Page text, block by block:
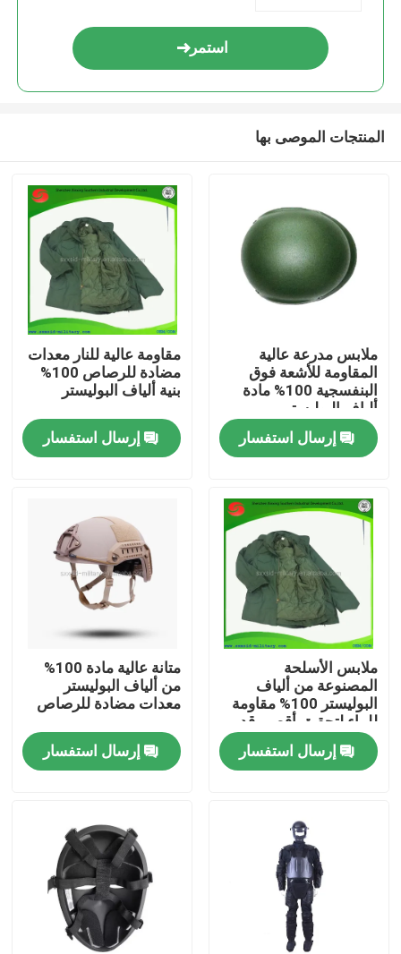
المنزل
فيديوهات
حولنا
جولة في المصنع
مراقبة الجودة
أخبار
اطلب اقتباس
ملابس عسكرية تكتيكية
سترة عسكرية تكتيكية مضادة للرصاص
استمر
المنتجات الموصى بها
ملابس مدرعة عالية
المقاومة للأشعة فوق
البنفسجية 100% مادة
ألياف البوليستر
إرسال استفسار
مقاومة عالية للنار معدات
مضادة للرصاص 100%
بنية ألياف البوليستر
إرسال استفسار
ملابس الأسلحة
المصنوعة من ألياف
البوليستر 100% مقاومة
للماء لتحقيق أقصى قدر
من مقاومة الماء
إرسال استفسار
متانة عالية مادة 100%
من ألياف البوليستر
معدات مضادة للرصاص
إرسال استفسار